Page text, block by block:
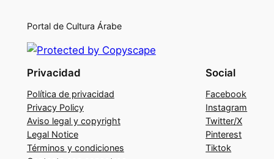
Portal de Cultura Árabe
Privacidad
Política de privacidad
Privacy Policy
Aviso legal y copyright
Legal Notice
Términos y condiciones
Social
Facebook
Instagram
Twitter/X
Pinterest
Tiktok